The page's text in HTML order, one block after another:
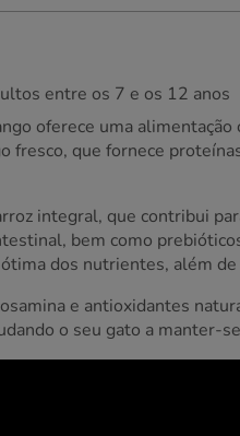
entre os 7 e os 12 anos
oferece uma
fresco, que fornece
integral, que contribui
bem como
dos nutrientes, além
e antioxidantes
o seu gato a manter-